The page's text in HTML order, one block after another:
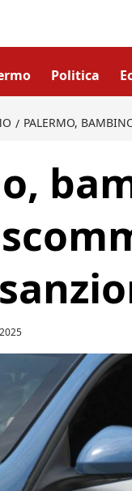
Politica
PALERMO,